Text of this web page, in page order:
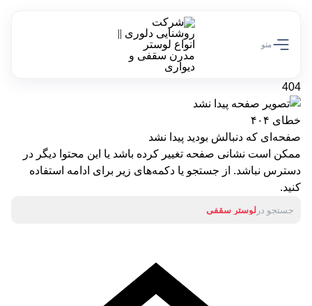
منو
404
خطای ۴۰۴
صفحه‌ای که دنبالش بودید پیدا نشد
ممکن است نشانی صفحه تغییر کرده باشد یا این محتوا دیگر در
دسترس نباشد. از جستجو یا دکمه‌های زیر برای ادامه استفاده
کنید.
جستجو در لوستر سقفی